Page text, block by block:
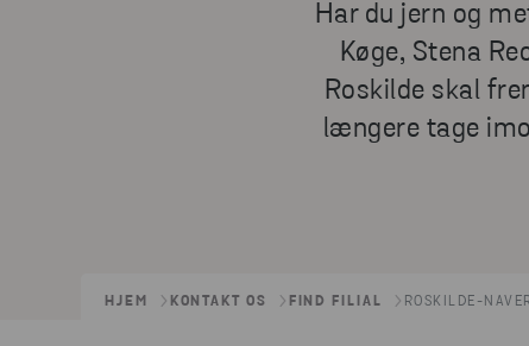
Har du jern og
Køge, Stena
Roskilde skal
længere tage
HJEM KONTAKT OS FIND FILIAL ROSKILDE-